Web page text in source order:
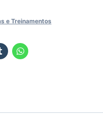
e Treinamentos